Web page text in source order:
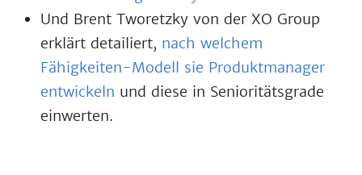
Und Brent Tworetzky von der XO Group
erklärt detailiert, nach welchem
Fähigkeiten-Modell sie Produktmanager
entwickeln und diese in Senioritätsgrade
einwerten.